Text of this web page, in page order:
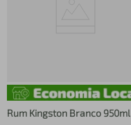
Rum Kingston Branco 950ml